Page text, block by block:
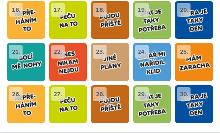
16. 17. 18. 19. 20.
21. 22. 23. 24. 25.
26. 27. 28. 29. 30.